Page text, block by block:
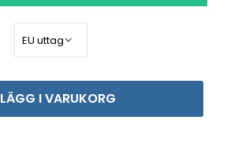
LÄGG I VARUKORG